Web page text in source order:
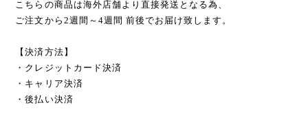
こちらの商品は海外店舗より直接発送となる為、
ご注文から2週間～4週間 前後でお届け致します。
【決済方法】
・クレジットカード決済
・キャリア決済
・後払い決済